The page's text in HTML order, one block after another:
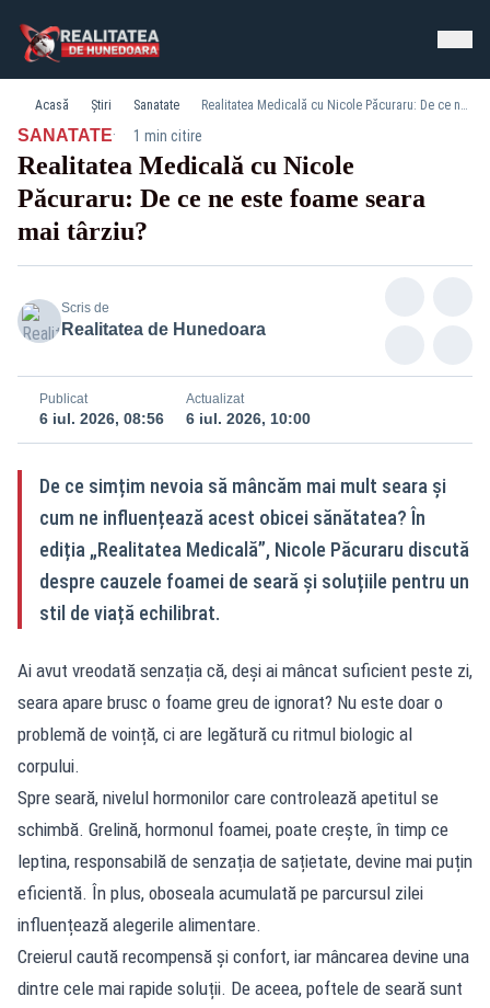
Acasă Știri Sanatate Realitatea Medicală cu Nicole Păcuraru: De ce ne este foame seara mai târziu?
SANATATE· 1 min citire
Realitatea Medicală cu Nicole
Păcuraru: De ce ne este foame seara
mai târziu?
Scris de
Realitatea de Hunedoara
Publicat
6 iul. 2026, 08:56
Actualizat
6 iul. 2026, 10:00
De ce simțim nevoia să mâncăm mai mult seara și
cum ne influențează acest obicei sănătatea? În
ediția „Realitatea Medicală”, Nicole Păcuraru discută
despre cauzele foamei de seară și soluțiile pentru un
stil de viață echilibrat.
Ai avut vreodată senzația că, deși ai mâncat suficient peste zi,
seara apare brusc o foame greu de ignorat? Nu este doar o
problemă de voință, ci are legătură cu ritmul biologic al
corpului.
Spre seară, nivelul hormonilor care controlează apetitul se
schimbă. Grelină, hormonul foamei, poate crește, în timp ce
leptina, responsabilă de senzația de sațietate, devine mai puțin
eficientă. În plus, oboseala acumulată pe parcursul zilei
influențează alegerile alimentare.
Creierul caută recompensă și confort, iar mâncarea devine una
dintre cele mai rapide soluții. De aceea, poftele de seară sunt